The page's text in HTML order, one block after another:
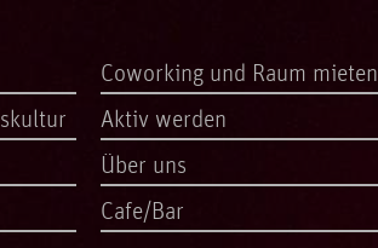
Coworking und Raum mieten
Aktiv werden
Über uns
Cafe/Bar